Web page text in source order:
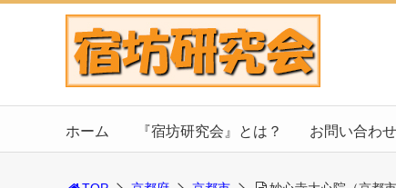
ホーム 『宿坊研究会』とは？ お問い合わせ